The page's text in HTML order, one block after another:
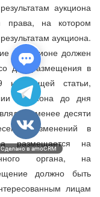
аукциона
права, на котором
аукциона.
в аукционе должен
дня размещения в
настоящей статьи,
аукциона до дня
не менее десяти
изменений в
размещается на
органа, на
должно быть
лицам
Сделано в amoCRM